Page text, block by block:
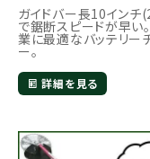
ガイドバー長10イン
で鋸断スピードが早い
業に最適なバッテリー
ー。
詳細を見る